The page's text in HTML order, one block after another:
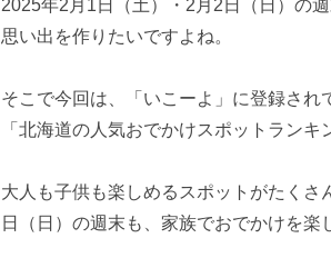
2025年2月1日（土）・2月2日（日）の
思い出を作りたいですよね。
そこで今回は、「いこーよ」に登録され
「北海道の人気おでかけスポットランキ
大人も子供も楽しめるスポットがたく
日（日）の週末も、家族でおでかけを楽